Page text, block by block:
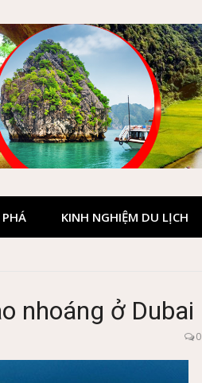
KINH NGHIỆM DU LỊCH
nhoáng ở Dubai
0